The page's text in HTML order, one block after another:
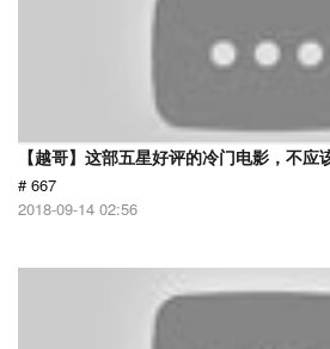
【越哥】这部五星好评的冷门电影，不应
# 667
2018-09-14 02:56